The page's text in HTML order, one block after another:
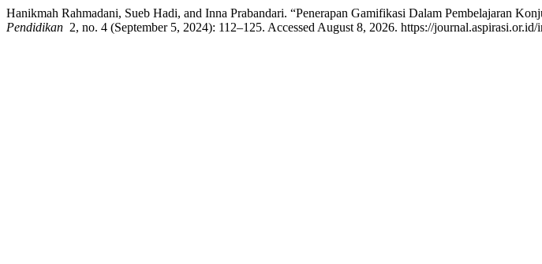
Hanikmah Rahmadani, Sueb Hadi, and Inna Prabandari. “Penerapan Gamifikasi Dalam Pembelajaran
Pendidikan 2, no. 4 (September 5, 2024): 112–125. Accessed August 8, 2026. https://